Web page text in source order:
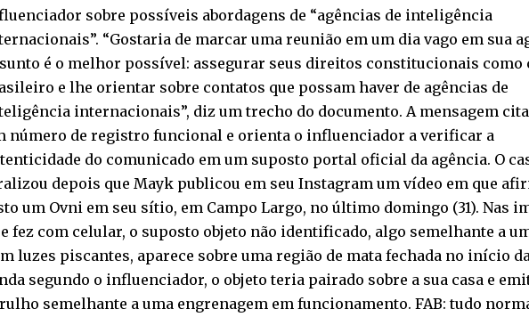
sobre possíveis abordagens de “agências de inteligência
“Gostaria de marcar uma reunião em um dia vago em sua
é o melhor possível: assegurar seus direitos constitucionais como
e lhe orientar sobre contatos que possam haver de agências de
internacionais”, diz um trecho do documento. A mensagem
número de registro funcional e orienta o influenciador a verificar a
do comunicado em um suposto portal oficial da agência. O
depois que Mayk publicou em seu Instagram um vídeo em que
um Ovni em seu sítio, em Campo Largo, no último domingo (31). Nas
fez com celular, o suposto objeto não identificado, algo semelhante a
luzes piscantes, aparece sobre uma região de mata fechada no início
segundo o influenciador, o objeto teria pairado sobre a sua casa e
semelhante a uma engrenagem em funcionamento. FAB: tudo